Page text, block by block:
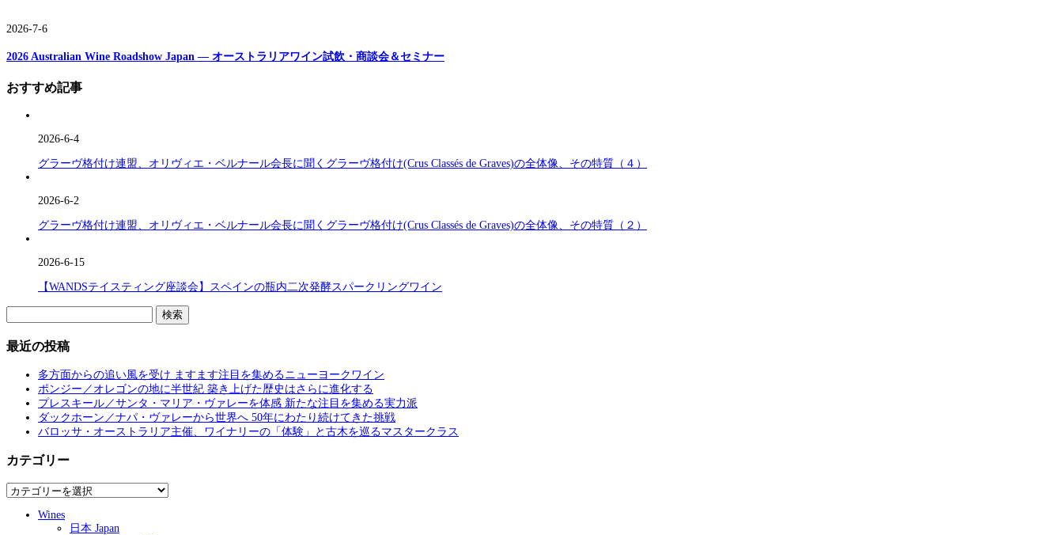
2026-7-6
2026 Australian Wine Roadshow Japan ― オーストラリアワイン試飲・商談会＆セミナー
おすすめ記事
2026-6-4
グラーヴ格付け連盟、オリヴィエ・ベルナール会長に聞くグラーヴ格付け(Crus Classés de Graves)の全体像、その特質（４）
2026-6-2
グラーヴ格付け連盟、オリヴィエ・ベルナール会長に聞くグラーヴ格付け(Crus Classés de Graves)の全体像、その特質（２）
2026-6-15
【WANDSテイスティング座談会】スペインの瓶内二次発酵スパークリングワイン
索:
最近の投稿
多方面からの追い風を受け ますます注目を集めるニューヨークワイン
ポンジー／オレゴンの地に半世紀 築き上げた歴史はさらに進化する
プレスキール／サンタ・マリア・ヴァレーを体感 新たな注目を集める実力派
ダックホーン／ナパ・ヴァレーから世界へ 50年にわたり続けてきた挑戦
バロッサ・オーストラリア主催、ワイナリーの「体験」と古木を巡るマスタークラス
カテゴリー
カ
Wines
日本 Japan